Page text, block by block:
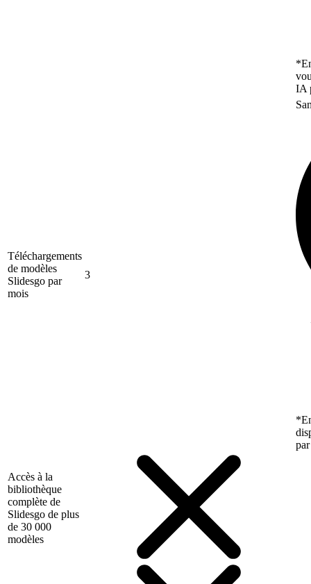
IA
Téléchargements
de modèles
Slidesgo par
mois
3
Accès à la
bibliothèque
complète de
Slidesgo de plus
de 30 000
modèles